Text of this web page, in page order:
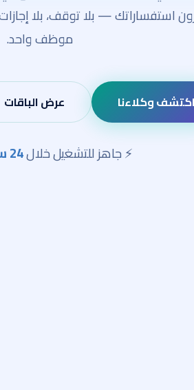
موظف واحد.
وكلاءنا عرض الباقات
⚡ جاهز للتشغيل خلال24 ساعة